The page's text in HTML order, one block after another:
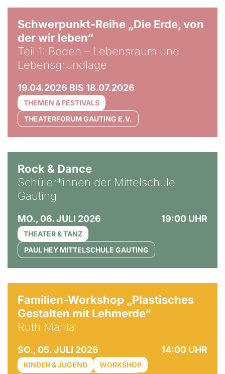
Schwerpunkt-Reihe „Die Erde, von
der wir leben“
Teil 1: Boden – Lebensraum und
Lebensgrundlage
19.04.2026 BIS 18.07.2026
THEMEN & FESTIVALS
THEATERFORUM GAUTING E.V.
Rock & Dance
Schüler*innen der Mittelschule
Gauting
MO., 06. JULI 2026 19:00 UHR
THEATER & TANZ
PAUL HEY MITTELSCHULE GAUTING
Familien-Workshop „Plastisches
Gestalten mit Lehmerde“
Ruth Mahla
SO., 05. JULI 2026 14:00 UHR
KINDER & JUGEND WORKSHOP